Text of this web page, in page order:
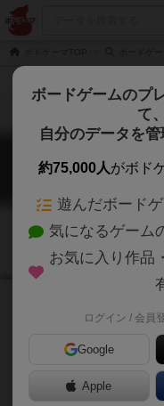
ボードゲームに
パズル感覚で遊
ボードゲームのプ
て、
自分のデータを
約75,000人がボド
遊んだボード
気になるゲーム
お気に入り作品
ログイン / 会員
Google
Apple